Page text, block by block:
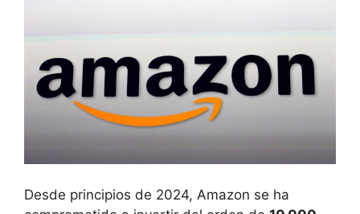
Desde principios de 2024, Amazon se ha